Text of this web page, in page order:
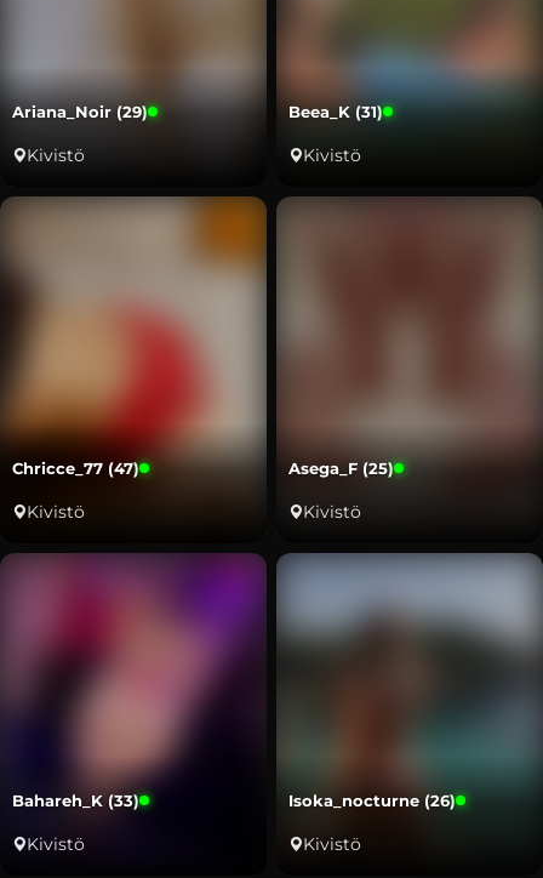
Ariana_Noir (29)
Kivistö
Beea_K (31)
Kivistö
Chricce_77 (47)
Kivistö
Asega_F (25)
Kivistö
Bahareh_K (33)
Kivistö
Isoka_nocturne (26)
Kivistö